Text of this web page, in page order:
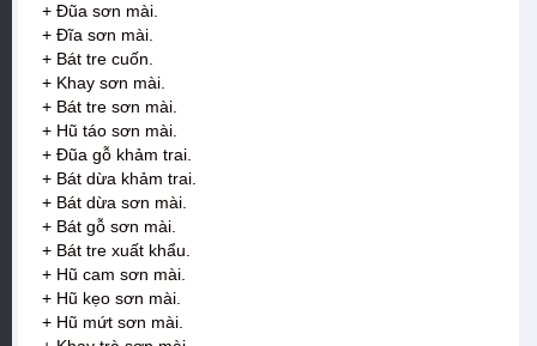
+ Đũa sơn mài.
+ Đĩa sơn mài.
+ Bát tre cuốn.
+ Khay sơn mài.
+ Bát tre sơn mài.
+ Hũ táo sơn mài.
+ Đũa gỗ khảm trai.
+ Bát dừa khảm trai.
+ Bát dừa sơn mài.
+ Bát gỗ sơn mài.
+ Bát tre xuất khẩu.
+ Hũ cam sơn mài.
+ Hũ kẹo sơn mài.
+ Hũ mứt sơn mài.